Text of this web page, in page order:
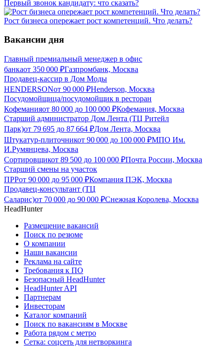
Первый звонок кандидату: что сказать?
Рост бизнеса опережает рост компетенций. Что делать?
Вакансии дня
Главный премиальный менеджер в офис
банкаот 350 000 ₽Газпромбанк, Москва
Продавец-кассир в Дом Моды
HENDERSONот 90 000 ₽Henderson, Москва
Посудомойщица/посудомойщик в ресторан
Кофеманияот 80 000 до 100 000 ₽Кофемания, Москва
Старший администратор Дом Лента (ТЦ Ритейл
Парк)от 79 695 до 87 664 ₽Дом Лента, Москва
Штукатур-плиточникот 90 000 до 100 000 ₽МПО Им.
И.Румянцева, Москва
Сортировщикот 89 500 до 100 000 ₽Почта России, Москва
Старший смены на участок
ПРРот 90 000 до 95 000 ₽Компания ПЭК, Москва
Продавец-консультант (ТЦ
Саларис)от 70 000 до 90 000 ₽Снежная Королева, Москва
HeadHunter
Размещение вакансий
Поиск по резюме
О компании
Наши вакансии
Реклама на сайте
Требования к ПО
Безопасный HeadHunter
HeadHunter API
Партнерам
Инвесторам
Каталог компаний
Поиск по вакансиям в Москве
Работа рядом с метро
Сетка: соцсеть для нетворкинга